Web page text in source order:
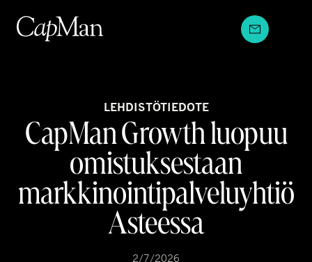
sisältöön
LEHDISTÖTIEDOTE
CapMan Growth luopuu
omistuksestaan
markkinointipalveluyhtiö
Asteessa
2/7/2026